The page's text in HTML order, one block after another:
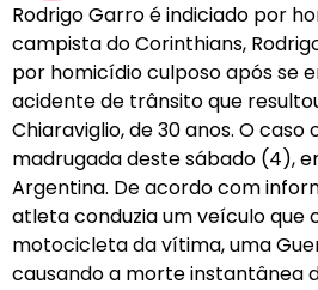
Rodrigo Garro é indiciado por
campista do Corinthians,
por homicídio culposo após se
acidente de trânsito que
Chiaraviglio, de 30 anos. O caso
madrugada deste sábado (4),
Argentina. De acordo com
atleta conduzia um veículo que
motocicleta da vítima, uma
causando a morte instantânea